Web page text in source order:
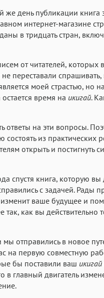
день публикации книга
интернет-магазине
в тридцать стран,
от читателей, которых
переставали спрашивать,
моей страстью, но
время на икигай.
ответы на эти вопросы.
из практических
открыть и постигнуть
спустя книга, которую
с задачей. Рады
ваше будущее и
как вы действительно
отправились в новое
на первую совместную
бы поставили ваш икигай
в главный двигатель